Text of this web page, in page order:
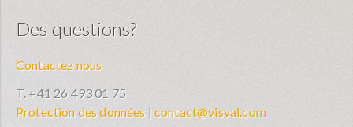
Des questions?
Contactez nous
T. +41 26 493 01 75
Protection des données |contact@visval.com